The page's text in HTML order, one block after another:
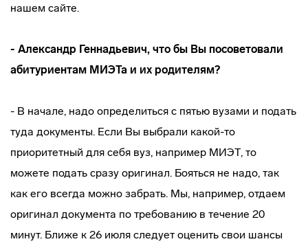
нашем сайте.
- Александр Геннадьевич, что бы Вы посоветовали
абитуриентам МИЭТа и их родителям?
- В начале, надо определиться с пятью вузами и подать
туда документы. Если Вы выбрали какой-то
приоритетный для себя вуз, например МИЭТ, то
можете подать сразу оригинал. Бояться не надо, так
как его всегда можно забрать. Мы, например, отдаем
оригинал документа по требованию в течение 20
минут. Ближе к 26 июля следует оценить свои шансы